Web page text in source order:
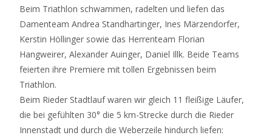
Beim Triathlon schwammen, radelten und liefen das
Damenteam Andrea Standhartinger, Ines Märzendorfer,
Kerstin Höllinger sowie das Herrenteam Florian
Hangweirer, Alexander Auinger, Daniel Illk. Beide Teams
feierten ihre Premiere mit tollen Ergebnissen beim
Triathlon.
Beim Rieder Stadtlauf waren wir gleich 11 fleißige Läufer,
die bei gefühlten 30° die 5 km-Strecke durch die Rieder
Innenstadt und durch die Weberzeile hindurch liefen: